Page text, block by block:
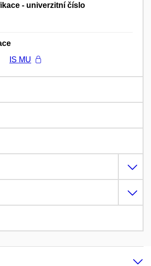
- univerzitní číslo
IS MU